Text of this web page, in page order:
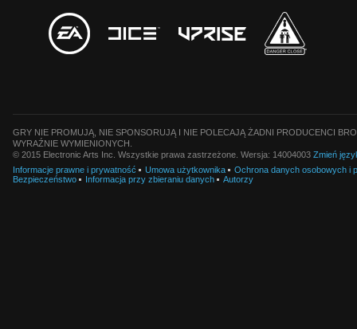
GRY NIE PROMUJĄ, NIE SPONSORUJĄ I NIE POLECAJĄ ŻADNI PRODUCENCI
WYRAŹNIE WYMIENIONYCH.
© 2015 Electronic Arts Inc. Wszystkie prawa zastrzeżone. Wersja: 14004003 Zmień
Informacje prawne i prywatność
Umowa użytkownika
Ochrona danych osobowych i
Bezpieczeństwo
Informacja przy zbieraniu danych Autorzy